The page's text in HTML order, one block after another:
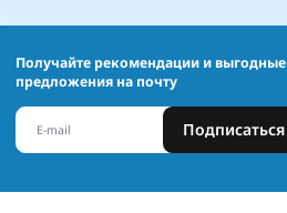
Получайте рекомендации и выгодные
предложения на почту
Подписаться